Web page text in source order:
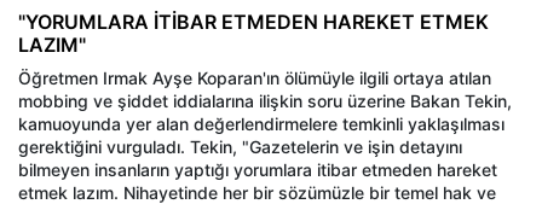
"YORUMLARA İTİBAR ETMEDEN HAREKET ETMEK
LAZIM"
Öğretmen Irmak Ayşe Koparan'ın ölümüyle ilgili ortaya atılan
mobbing ve şiddet iddialarına ilişkin soru üzerine Bakan Tekin,
kamuoyunda yer alan değerlendirmelere temkinli yaklaşılması
gerektiğini vurguladı. Tekin, "Gazetelerin ve işin detayını
bilmeyen insanların yaptığı yorumlara itibar etmeden hareket
etmek lazım. Nihayetinde her bir sözümüzle bir temel hak ve